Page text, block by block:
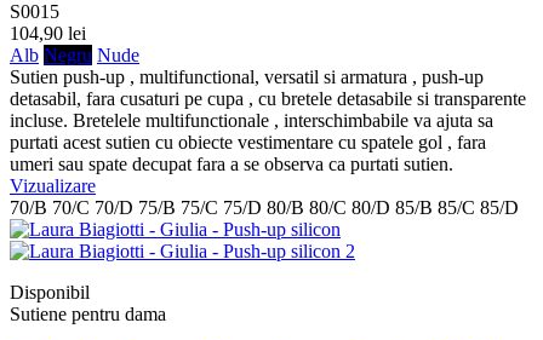
S0015
104,90 lei
Alb Negru Nude
Sutien push-up , multifunctional, versatil si armatura , push-up
detasabil, fara cusaturi pe cupa , cu bretele detasabile si transparente
incluse. Bretelele multifunctionale , interschimbabile va ajuta sa
purtati acest sutien cu obiecte vestimentare cu spatele gol , fara
umeri sau spate decupat fara a se observa ca purtati sutien.
Vizualizare
70/B 70/C 70/D 75/B 75/C 75/D 80/B 80/C 80/D 85/B 85/C 85/D
Disponibil
Sutiene pentru dama